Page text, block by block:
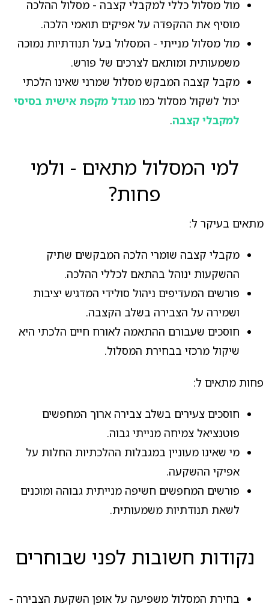
מול מסלול כללי למקבלי קצבה - מסלול ההלכה
מוסיף את ההקפדה על אפיקים תואמי הלכה.
מול מסלול מנייתי - המסלול בעל תנודתיות נמוכה
משמעותית ומותאם לצרכים של פורש.
מקבל קצבה המבקש מסלול שמרני שאינו הלכתי
יכול לשקול מסלול כמו מגדל מקפת אישית בסיסי
למקבלי קצבה.
למי המסלול מתאים - ולמי
פחות?
מתאים בעיקר ל:
מקבלי קצבה שומרי הלכה המבקשים שתיק
ההשקעות ינוהל בהתאם לכללי ההלכה.
פורשים המעדיפים ניהול סולידי המדגיש יציבות
ושמירה על הצבירה בשלב הקצבה.
חוסכים שעבורם ההתאמה לאורח חיים הלכתי היא
שיקול מרכזי בבחירת המסלול.
פחות מתאים ל:
חוסכים צעירים בשלב צבירה ארוך המחפשים
פוטנציאל צמיחה מנייתי גבוה.
מי שאינו מעוניין במגבלות ההלכתיות החלות על
אפיקי ההשקעה.
פורשים המחפשים חשיפה מנייתית גבוהה ומוכנים
לשאת תנודתיות משמעותית.
נקודות חשובות לפני שבוחרים
בחירת המסלול משפיעה על אופן השקעת הצבירה -